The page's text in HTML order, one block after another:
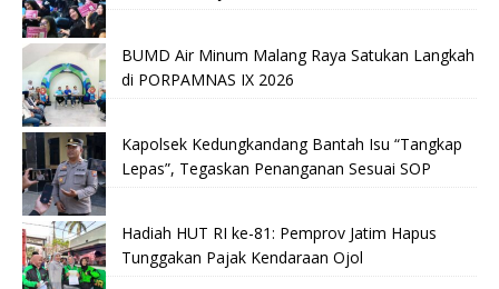
BUMD Air Minum Malang Raya Satukan Langkah
di PORPAMNAS IX 2026
Kapolsek Kedungkandang Bantah Isu “Tangkap
Lepas”, Tegaskan Penanganan Sesuai SOP
Hadiah HUT RI ke-81: Pemprov Jatim Hapus
Tunggakan Pajak Kendaraan Ojol